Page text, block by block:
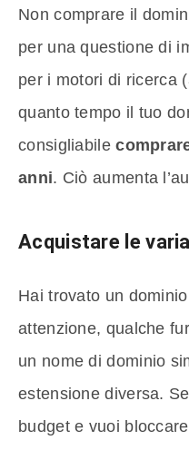
Non comprare il
per una questione di
per i motori di ricerca
quanto tempo il tuo
consigliabile
anni. Ciò aumenta
Acquistare le
Hai trovato un
attenzione, qualche
un nome di dominio
estensione diversa.
budget e vuoi